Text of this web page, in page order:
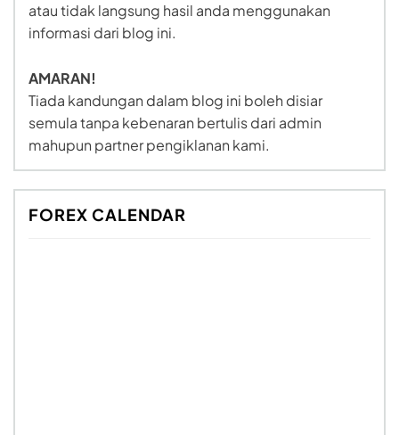
atau tidak langsung hasil anda menggunakan
informasi dari blog ini.
AMARAN!
Tiada kandungan dalam blog ini boleh disiar
semula tanpa kebenaran bertulis dari admin
mahupun partner pengiklanan kami.
FOREX CALENDAR